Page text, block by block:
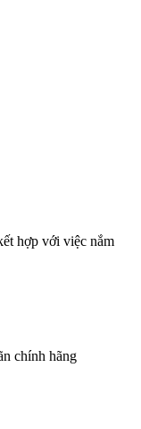
hợp với việc nắm
chính hãng